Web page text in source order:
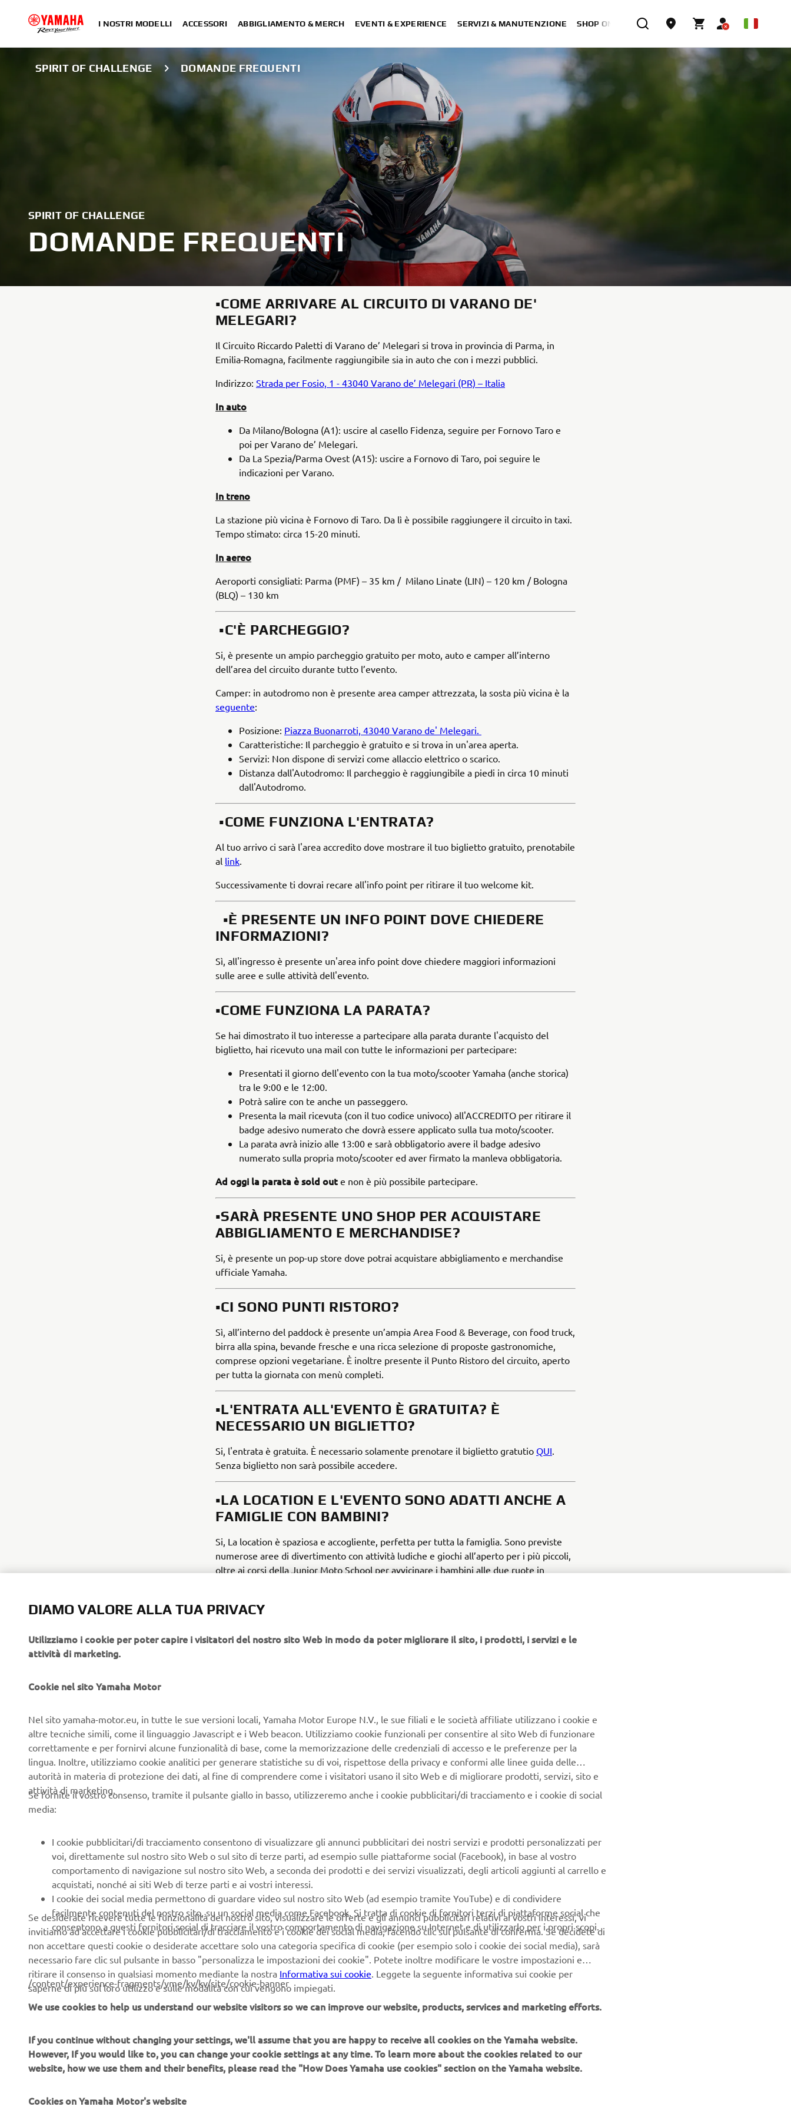
I NOSTRI MODELLI ACCESSORI ABBIGLIAMENTO & MERCH EVENTI & EXPERIENCE SERVIZI & MANUTENZIONE SHOP ONLINE
SPIRIT OF CHALLENGE DOMANDE FREQUENTI
SPIRIT OF CHALLENGE
DOMANDE FREQUENTI
▪️COME ARRIVARE AL CIRCUITO DI VARANO DE'
MELEGARI?
Il Circuito Riccardo Paletti di Varano de’ Melegari si trova in provincia di Parma, in
Emilia-Romagna, facilmente raggiungibile sia in auto che con i mezzi pubblici.
Indirizzo: Strada per Fosio, 1 - 43040 Varano de’ Melegari (PR) – Italia
In auto
Da Milano/Bologna (A1): uscire al casello Fidenza, seguire per Fornovo Taro e
poi per Varano de’ Melegari.
Da La Spezia/Parma Ovest (A15): uscire a Fornovo di Taro, poi seguire le
indicazioni per Varano.
In treno
La stazione più vicina è Fornovo di Taro. Da lì è possibile raggiungere il circuito in taxi.
Tempo stimato: circa 15-20 minuti.
In aereo
Aeroporti consigliati: Parma (PMF) – 35 km / Milano Linate (LIN) – 120 km / Bologna
(BLQ) – 130 km
▪️C'È PARCHEGGIO?
Si, è presente un ampio parcheggio gratuito per moto, auto e camper all’interno
dell’area del circuito durante tutto l’evento.
Camper: in autodromo non è presente area camper attrezzata, la sosta più vicina è la
seguente:
Posizione: Piazza Buonarroti, 43040 Varano de' Melegari.
Caratteristiche: Il parcheggio è gratuito e si trova in un'area aperta.
Servizi: Non dispone di servizi come allaccio elettrico o scarico.
Distanza dall'Autodromo: Il parcheggio è raggiungibile a piedi in circa 10 minuti
dall'Autodromo.
▪️COME FUNZIONA L'ENTRATA?
Al tuo arrivo ci sarà l'area accredito dove mostrare il tuo biglietto gratuito, prenotabile
al link.
Successivamente ti dovrai recare all'info point per ritirare il tuo welcome kit.
▪️È PRESENTE UN INFO POINT DOVE CHIEDERE
INFORMAZIONI?
Sì, all'ingresso è presente un'area info point dove chiedere maggiori informazioni
sulle aree e sulle attività dell'evento.
▪️COME FUNZIONA LA PARATA?
Se hai dimostrato il tuo interesse a partecipare alla parata durante l'acquisto del
biglietto, hai ricevuto una mail con tutte le informazioni per partecipare:
Presentati il giorno dell'evento con la tua moto/scooter Yamaha (anche storica)
tra le 9:00 e le 12:00.
Potrà salire con te anche un passeggero.
Presenta la mail ricevuta (con il tuo codice univoco) all'ACCREDITO per ritirare il
badge adesivo numerato che dovrà essere applicato sulla tua moto/scooter.
La parata avrà inizio alle 13:00 e sarà obbligatorio avere il badge adesivo
numerato sulla propria moto/scooter ed aver firmato la manleva obbligatoria.
Ad oggi la parata è sold out e non è più possibile partecipare.
▪️SARÀ PRESENTE UNO SHOP PER ACQUISTARE
ABBIGLIAMENTO E MERCHANDISE?
Si, è presente un pop-up store dove potrai acquistare abbigliamento e merchandise
ufficiale Yamaha.
▪️CI SONO PUNTI RISTORO?
Sì, all’interno del paddock è presente un’ampia Area Food & Beverage, con food truck,
birra alla spina, bevande fresche e una ricca selezione di proposte gastronomiche,
comprese opzioni vegetariane. È inoltre presente il Punto Ristoro del circuito, aperto
per tutta la giornata con menù completi.
▪️L'ENTRATA ALL'EVENTO È GRATUITA? È
NECESSARIO UN BIGLIETTO?
Si, l'entrata è gratuita. È necessario solamente prenotare il biglietto gratutio QUI.
Senza biglietto non sarà possibile accedere.
▪️LA LOCATION E L'EVENTO SONO ADATTI ANCHE A
FAMIGLIE CON BAMBINI?
Si, La location è spaziosa e accogliente, perfetta per tutta la famiglia. Sono previste
numerose aree di divertimento con attività ludiche e giochi all’aperto per i più piccoli,
oltre ai corsi della Junior Moto School per avvicinare i bambini alle due ruote in
ambiente protetto e amichevole.
tutta la gamma.
TORNA INDIETRO
CORPORATE
News
B2B
NEO's Delivery
PIÙ YAMAHA SUPPORTO NEWSLETTER
Conoscerai in anteprima le ultime offerte, gli eventi speciali, le
DIAMO VALORE ALLA TUA PRIVACY
Utilizziamo i cookie per poter capire i visitatori del nostro sito Web in modo da poter migliorare il sito, i prodotti, i servizi e le
attività di marketing.
Cookie nel sito Yamaha Motor
Nel sito yamaha-motor.eu, in tutte le sue versioni locali, Yamaha Motor Europe N.V., le sue filiali e le società affiliate utilizzano i cookie e
altre tecniche simili, come il linguaggio Javascript e i Web beacon. Utilizziamo cookie funzionali per consentire al sito Web di funzionare
correttamente e per fornirvi alcune funzionalità di base, come la memorizzazione delle credenziali di accesso e le preferenze per la
lingua. Inoltre, utilizziamo cookie analitici per generare statistiche su di voi, rispettose della privacy e conformi alle linee guida delle
autorità in materia di protezione dei dati, al fine di comprendere come i visitatori usano il sito Web e di migliorare prodotti, servizi, sito e
attività di marketing.
Se fornite il vostro consenso, tramite il pulsante giallo in basso, utilizzeremo anche i cookie pubblicitari/di tracciamento e i cookie di social
media:
I cookie pubblicitari/di tracciamento consentono di visualizzare gli annunci pubblicitari dei nostri servizi e prodotti personalizzati per
voi, direttamente sul nostro sito Web o sul sito di terze parti, ad esempio sulle piattaforme social (Facebook), in base al vostro
comportamento di navigazione sul nostro sito Web, a seconda dei prodotti e dei servizi visualizzati, degli articoli aggiunti al carrello e
acquistati, nonché ai siti Web di terze parti e ai vostri interessi.
I cookie dei social media permettono di guardare video sul nostro sito Web (ad esempio tramite YouTube) e di condividere
facilmente contenuti del nostro sito, su un social media come Facebook. Si tratta di cookie di fornitori terzi di piattaforme social che
consentono a questi fornitori social di tracciare il vostro comportamento di navigazione su Internet e di utilizzarlo per i propri scopi.
Se desiderate ricevere tutte le funzionalità del nostro sito, visualizzare le offerte e gli annunci pubblicitari relativi ai vostri interessi, vi
invitiamo ad accettare i cookie pubblicitari/di tracciamento e i cookie dei social media, facendo clic sul pulsante di conferma. Se decidete di
non accettare questi cookie o desiderate accettare solo una categoria specifica di cookie (per esempio solo i cookie dei social media), sarà
necessario fare clic sul pulsante in basso "personalizza le impostazioni dei cookie". Potete inoltre modificare le vostre impostazioni e
ritirare il consenso in qualsiasi momento mediante la nostra Informativa sui cookie. Leggete la seguente informativa sui cookie per
saperne di più sul loro utilizzo e sulle modalità con cui vengono impiegati.
/content/experience-fragments/yme/kv/kv/site/cookie-banner
We use cookies to help us understand our website visitors so we can improve our website, products, services and marketing efforts.
If you continue without changing your settings, we'll assume that you are happy to receive all cookies on the Yamaha website.
However, If you would like to, you can change your cookie settings at any time. To learn more about the cookies related to our
website, how we use them and their benefits, please read the "How Does Yamaha use cookies" section on the Yamaha website.
Cookies on Yamaha Motor's website